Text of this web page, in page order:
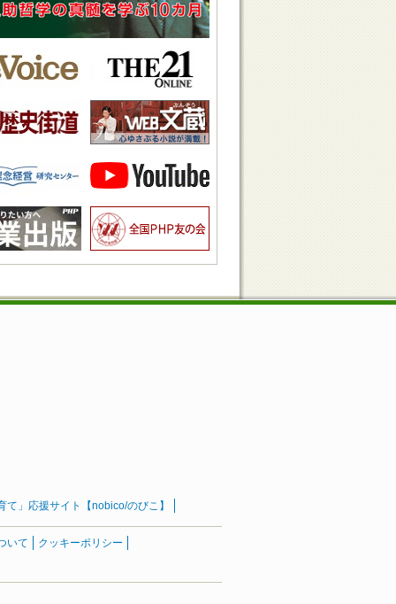
」応援サイト【nobico/のびこ】
いて クッキーポリシー